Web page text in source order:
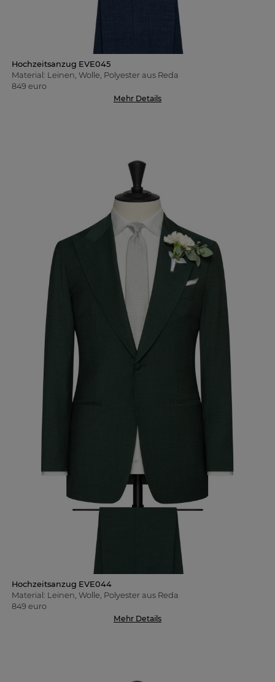
Hochzeitsanzug EVE045
Material: Leinen, Wolle, Polyester aus Reda
849 euro
Mehr Details
Hochzeitsanzug EVE044
Material: Leinen, Wolle, Polyester aus Reda
849 euro
Mehr Details